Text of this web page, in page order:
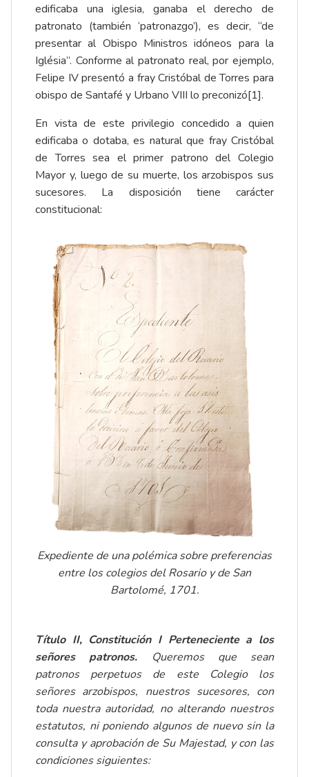
edificaba una iglesia, ganaba el derecho de
patronato (también ‘patronazgo’), es decir, “de
presentar al Obispo Ministros idóneos para la
Iglésia”. Conforme al patronato real, por ejemplo,
Felipe IV presentó a fray Cristóbal de Torres para
obispo de Santafé y Urbano VIII lo preconizó[1].
En vista de este privilegio concedido a quien
edificaba o dotaba, es natural que fray Cristóbal
de Torres sea el primer patrono del Colegio
Mayor y, luego de su muerte, los arzobispos sus
sucesores. La disposición tiene carácter
constitucional:
Expediente de una polémica sobre preferencias
entre los colegios del Rosario y de San
Bartolomé, 1701.
Título II, Constitución I Perteneciente a los
señores patronos.
Queremos que sean
patronos perpetuos de este Colegio los
señores arzobispos, nuestros sucesores, con
toda nuestra autoridad, no alterando nuestros
estatutos, ni poniendo algunos de nuevo sin la
consulta y aprobación de Su Majestad, y con las
condiciones siguientes: